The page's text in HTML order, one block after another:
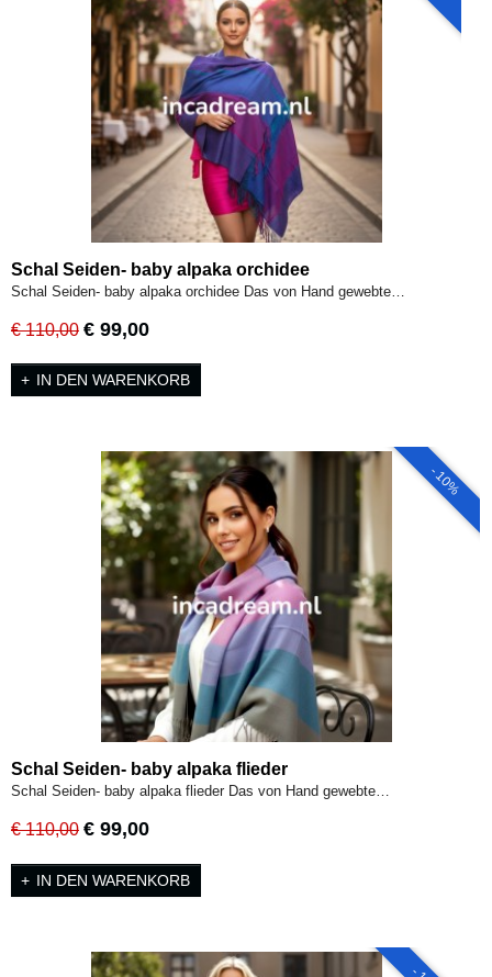
Schal Seiden- baby alpaka orchidee
Schal Seiden- baby alpaka orchidee Das von Hand gewebte…
€ 110,00 € 99,00
IN DEN WARENKORB
- 10%
Schal Seiden- baby alpaka flieder
Schal Seiden- baby alpaka flieder Das von Hand gewebte…
€ 110,00 € 99,00
IN DEN WARENKORB